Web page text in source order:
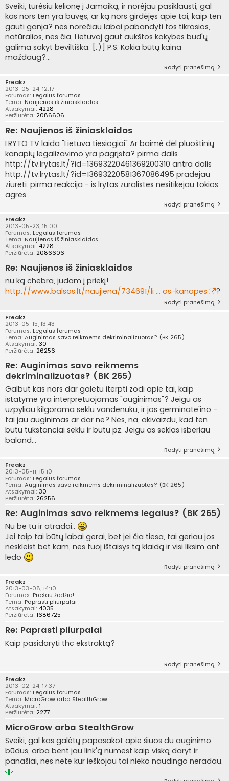
Sveiki, turėsiu kelionę į Jamaiką, ir norėjau pasiklausti, gal
kas nors ten yra buvęs, ar ką nors girdėjęs apie tai, kaip ten
gauti ganja? nes norėčiau labai pabandyti tos tikrosios,
natūralios, nes čia, Lietuvoj gaut aukštos kokybės bud'ų
galima sakyt beviltiška. [:)] P.S. Kokia būtų kaina
maždaug?...
Rodyti pranešimą
Freakz
2013-05-24, 12:17
Forumas: Legalus forumas
Tema: Naujienos iš žiniasklaidos
Atsakymai: 4228
Peržiūrėta: 2086606
Re: Naujienos iš žiniasklaidos
LRYTO TV laida "Lietuva tiesiogiai" Ar baimė dėl pluoštinių
kanapių legalizavimo yra pagrįsta? pirma dalis
http://tv.lrytas.lt/?id=13693220461369200310 antra dalis
http://tv.lrytas.lt/?id=13693220581367086495 pradejau
ziureti. pirma reakcija - is lrytas zuralistes nesitikejau tokios
agres...
Rodyti pranešimą
Freakz
2013-05-23, 15:00
Forumas: Legalus forumas
Tema: Naujienos iš žiniasklaidos
Atsakymai: 4228
Peržiūrėta: 2086606
Re: Naujienos iš žiniasklaidos
nu ką chebra, judam į priekį!
http://www.balsas.lt/naujiena/734691/li ... os-kanapes
?
Rodyti pranešimą
Freakz
2013-05-15, 13:43
Forumas: Legalus forumas
Tema: Auginimas savo reikmems dekriminalizuotas? (BK 265)
Atsakymai: 30
Peržiūrėta: 26256
Re: Auginimas savo reikmems
dekriminalizuotas? (BK 265)
Galbut kas nors dar galetu iterpti zodi apie tai, kaip
istatyme yra interpretuojamas "auginimas"? Jeigu as
uzpyliau kilgorama seklu vandenuku, ir jos germinate'ino -
tai jau auginimas ar dar ne? Nes, na, akivaizdu, kad ten
butu tukstanciai seklu ir butu pz. Jeigu as seklas isberiau
baland...
Rodyti pranešimą
Freakz
2013-05-11, 15:10
Forumas: Legalus forumas
Tema: Auginimas savo reikmems dekriminalizuotas? (BK 265)
Atsakymai: 30
Peržiūrėta: 26256
Re: Auginimas savo reikmems legalus? (BK 265)
Nu be tu ir atradai..
Jei taip tai būtų labai gerai, bet jei čia tiesa, tai geriau jos
neskleist bet kam, nes tuoj ištaisys tą klaidą ir visi liksim ant
ledo
Rodyti pranešimą
Freakz
2013-03-08, 14:10
Forumas: Prašau žodžio!
Tema: Paprasti pliurpalai
Atsakymai: 4035
Peržiūrėta: 1686725
Re: Paprasti pliurpalai
Kaip pasidaryti thc ekstraktą?
Rodyti pranešimą
Freakz
2013-02-24, 17:37
Forumas: Legalus forumas
Tema: MicroGrow arba StealthGrow
Atsakymai: 1
Peržiūrėta: 2277
MicroGrow arba StealthGrow
Sveiki, gal kas galėtų papasakot apie šiuos du auginimo
būdus, arba bent jau link'ą numest kaip viską daryt ir
panašiai, nes nete kur ieškojau tai nieko naudingo neradau.